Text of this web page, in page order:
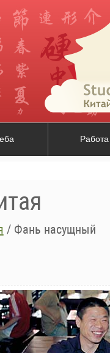
Работа
/ Фань насущный